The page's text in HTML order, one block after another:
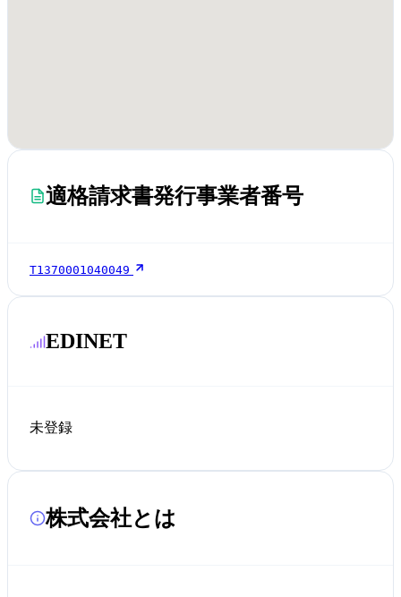
適格請求書発行事業者番号
T1370001040049
EDINET
未登録
株式会社とは